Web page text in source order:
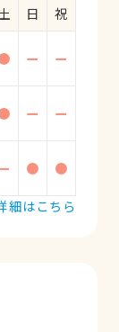
土 日
祝
ー ー
ー ー
●
●
細はこちら